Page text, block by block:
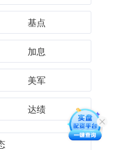
基点
加息
美军
达绩